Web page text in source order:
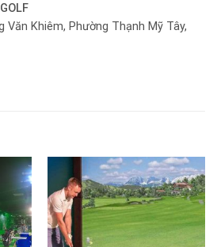
Văn Khiêm, Phường Thạnh Mỹ Tây,